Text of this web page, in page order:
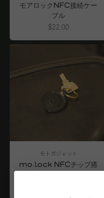
モアロックNFC接続ケー
ブル
Angebot
$22.00
モトガジェット
mo.lock NFCチップ搭